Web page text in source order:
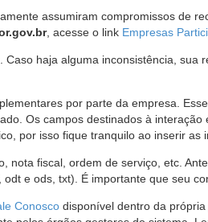
assumiram compromissos de
, acesse o link Empresas
haja alguma inconsistência, sua
por parte da empresa.
Os campos destinados à interação
por isso fique tranquilo ao inserir as
nota fiscal, ordem de serviço, etc.
e ods, txt). É importante que seu
Conosco disponível dentro da